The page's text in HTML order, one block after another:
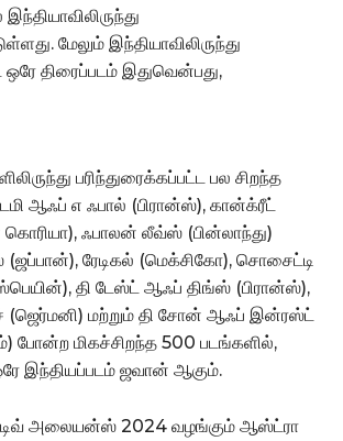
இந்தியாவிலிருந்து
மேலும் இந்தியாவிலிருந்து
ஒரே திரைப்படம் இதுவென்பது,
பரிந்துரைக்கப்பட்ட பல சிறந்த
ஆஃப் எ ஃபால் (பிரான்ஸ்), கான்க்ரீட்
ஃபாலன் லீவ்ஸ் (பின்லாந்து)
ரேடிகல் (மெக்சிகோ), சொசைட்டி
தி டேஸ்ட் ஆஃப் திங்ஸ் (பிரான்ஸ்),
(ஜெர்மனி) மற்றும் தி சோன் ஆஃப் இன்ரஸ்ட்
போன்ற மிகச்சிறந்த 500 படங்களில்,
இந்தியப்படம் ஜவான் ஆகும்.
அலையன்ஸ் 2024 வழங்கும் ஆஸ்ட்ரா